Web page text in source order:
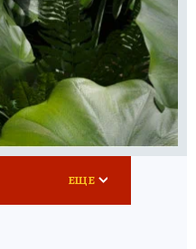
ЕЩЕ